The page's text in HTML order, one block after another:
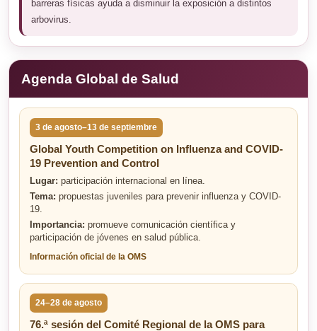
barreras físicas ayuda a disminuir la exposición a distintos
arbovirus.
Agenda Global de Salud
3 de agosto–13 de septiembre
Global Youth Competition on Influenza and COVID-
19 Prevention and Control
Lugar: participación internacional en línea.
Tema: propuestas juveniles para prevenir influenza y COVID-
19.
Importancia: promueve comunicación científica y
participación de jóvenes en salud pública.
Información oficial de la OMS
24–28 de agosto
76.ª sesión del Comité Regional de la OMS para